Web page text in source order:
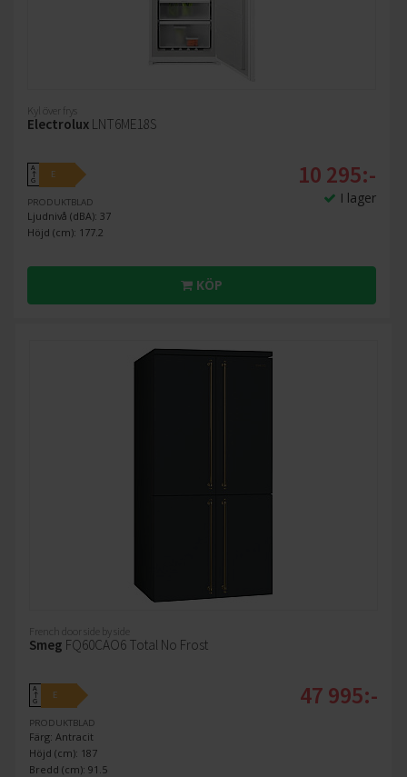
Kyl över frys
Electrolux LNT6ME18S
A
↑
G
E
PRODUKTBLAD
Ljudnivå (dBA): 37
Höjd (cm): 177.2
10 295:-
I lager
KÖP
French door side by side
Smeg FQ60CAO6 Total No Frost
A
↑
G
E
PRODUKTBLAD
Färg: Antracit
Höjd (cm): 187
Bredd (cm): 91.5
47 995:-